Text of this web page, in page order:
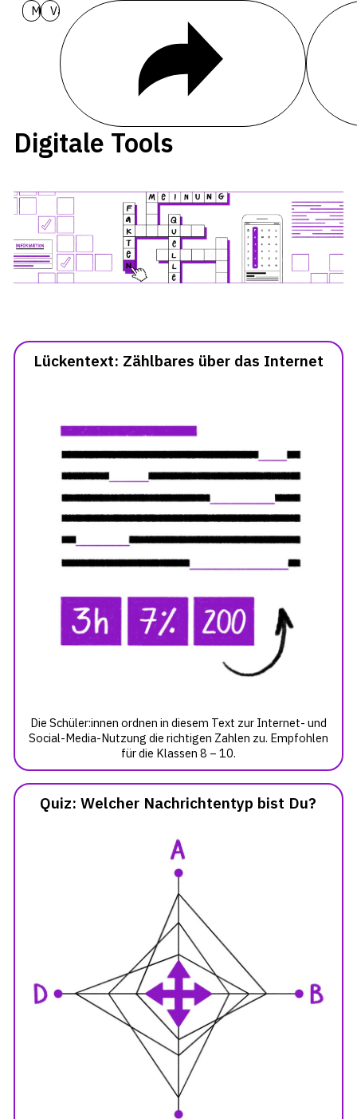
Materialien
Varianten
Digitale Tools
Lückentext: Zählbares über das Internet
Die Schüler:innen ordnen in diesem Text zur Internet- und
Social-Media-Nutzung die richtigen Zahlen zu. Empfohlen
für die Klassen 8 – 10.
Quiz: Welcher Nachrichtentyp bist Du?